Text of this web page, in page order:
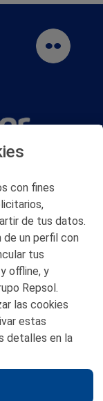
con fines
de tus datos.
de un perfil con
tus
offline, y
Repsol.
las cookies
estas
detalles en la